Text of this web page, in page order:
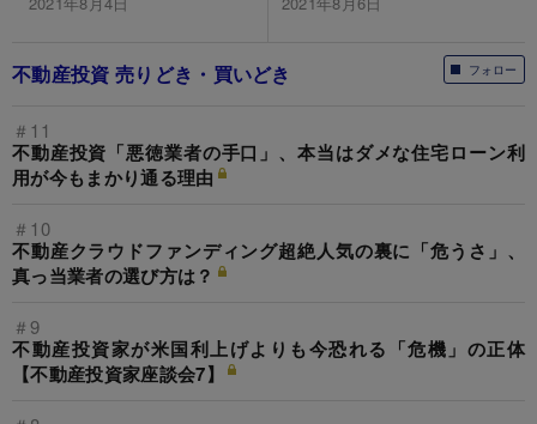
フォロー
不動産投資 売りどき・買いどき
＃11
不動産投資「悪徳業者の手口」、本当はダメな住宅ローン利
用が今もまかり通る理由
＃10
不動産クラウドファンディング超絶人気の裏に「危うさ」、
真っ当業者の選び方は？
＃9
不動産投資家が米国利上げよりも今恐れる「危機」の正体
【不動産投資家座談会7】